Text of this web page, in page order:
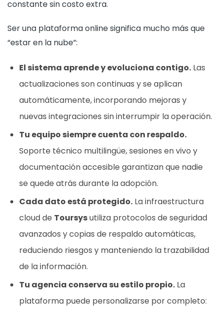
constante sin costo extra.
Ser una plataforma online significa mucho más que
“estar en la nube”:
El sistema aprende y evoluciona contigo. Las
actualizaciones son continuas y se aplican
automáticamente, incorporando mejoras y
nuevas integraciones sin interrumpir la operación.
Tu equipo siempre cuenta con respaldo.
Soporte técnico multilingüe, sesiones en vivo y
documentación accesible garantizan que nadie
se quede atrás durante la adopción.
Cada dato está protegido. La infraestructura
cloud de Toursysutiliza protocolos de seguridad
avanzados y copias de respaldo automáticas,
reduciendo riesgos y manteniendo la trazabilidad
de la información.
Tu agencia conserva su estilo propio. La
plataforma puede personalizarse por completo: